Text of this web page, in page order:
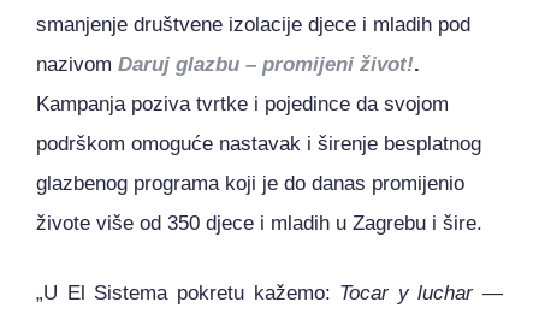
smanjenje društvene izolacije djece i mladih pod
nazivom Daruj glazbu – promijeni život!.
Kampanja poziva tvrtke i pojedince da svojom
podrškom omoguće nastavak i širenje besplatnog
glazbenog programa koji je do danas promijenio
živote više od 350 djece i mladih u Zagrebu i šire.
„U El Sistema pokretu kažemo: Tocar y luchar—